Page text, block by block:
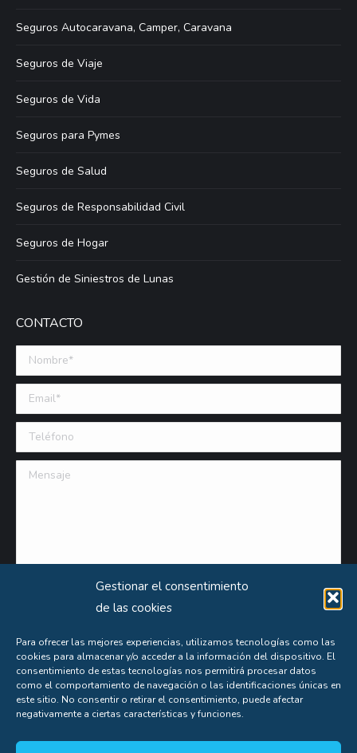
Gestionar el consentimiento
de las cookies
Para ofrecer las mejores experiencias, utilizamos tecnologías como las
cookies para almacenar y/o acceder a la información del dispositivo. El
consentimiento de estas tecnologías nos permitirá procesar datos
como el comportamiento de navegación o las identificaciones únicas en
este sitio. No consentir o retirar el consentimiento, puede afectar
negativamente a ciertas características y funciones.
Seguros Autocaravana, Camper, Caravana
Seguros de Viaje
Seguros de Vida
Seguros para Pymes
Seguros de Salud
Seguros de Responsabilidad Civil
Seguros de Hogar
Gestión de Siniestros de Lunas
CONTACTO
Nombre *
Email (requerido)
Teléfono
Mensaje
Puede obtener información extensa sobre el uso que le damos a sus datos personales
consultando nuestraPolítica de Privacidad.
Aceptas nuestrapolítica de privacidad